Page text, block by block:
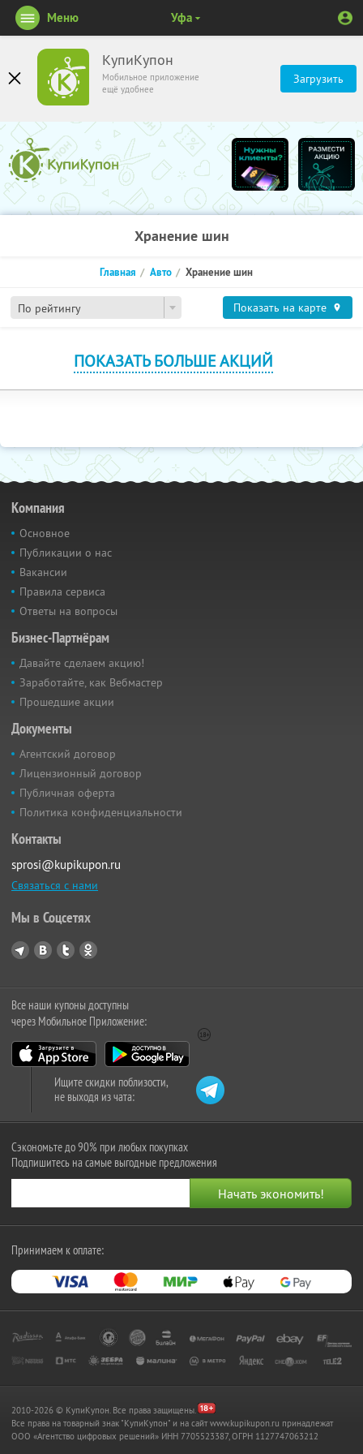
КупиКупон
Мобильное приложение
ещё удобнее
Загрузить
Меню Уфа
Хранение шин
По рейтингу
Главная Авто Хранение шин
Показать на карте
ПОКАЗАТЬ БОЛЬШЕ АКЦИЙ
Компания
Основное
Публикации о нас
Вакансии
Правила сервиса
Ответы на вопросы
Бизнес-Партнёрам
Давайте сделаем акцию!
Заработайте, как Вебмастер
Прошедшие акции
Документы
Агентский договор
Лицензионный договор
Публичная оферта
Политика конфиденциальности
Контакты
sprosi@kupikupon.ru
Связаться с нами
Мы в Соцсетях
Все наши купоны доступны
через Мобильное Приложение:
Ищите скидки поблизости,
не выходя из чата:
Сэкономьте до 90% при любых покупках
Подпишитесь на самые выгодные предложения
Принимаем к оплате:
2010-2026 © КупиКупон. Все права защищены.
Все права на товарный знак "КупиКупон" и на сайт www.kupikupon.ru принадлежат
OOO «Агентство цифровых решений» ИНН 7705523387, ОГРН 1127747063212